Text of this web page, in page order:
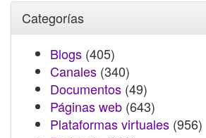
Categorías
Blogs (405)
Canales (340)
Documentos (49)
Páginas web (643)
Plataformas virtuales (956)